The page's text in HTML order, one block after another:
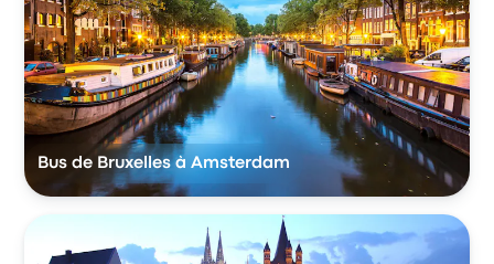
Bus de Bruxelles à Amsterdam